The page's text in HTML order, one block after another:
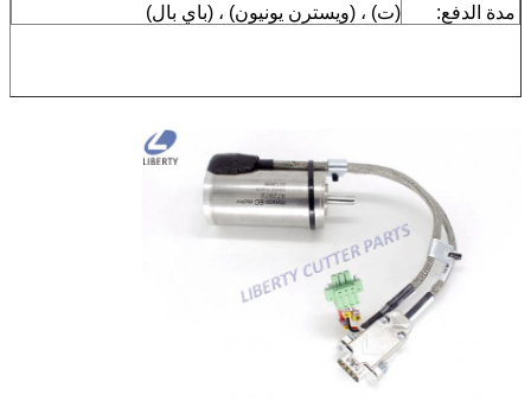
مدة الدفع:
(ت) ، (ويسترن يونيون) ، (باي بال)